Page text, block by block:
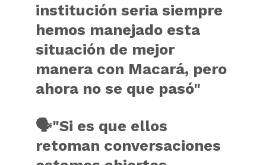
institución seria siempre
hemos manejado esta
situación de mejor
manera con Macará, pero
ahora no se que pasó"
🗣"Si es que ellos
retoman conversaciones